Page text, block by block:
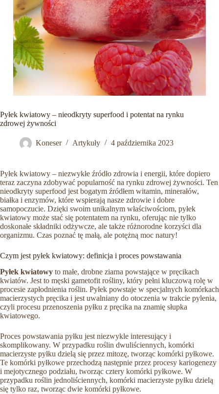
Pyłek kwiatowy – nieodkryty superfood i potentat na rynku
zdrowej żywności
Koneser Artykuły 4 października 2023
Pyłek kwiatowy – niezwykłe źródło zdrowia i energii, które dopiero
teraz zaczyna zdobywać popularność na rynku zdrowej żywności. Ten
nieodkryty superfood jest bogatym źródłem witamin, minerałów,
białka i enzymów, które wspierają nasze zdrowie i dobre
samopoczucie. Dzięki swoim unikalnym właściwościom, pyłek
kwiatowy może stać się potentatem na rynku, oferując nie tylko
doskonałe składniki odżywcze, ale także różnorodne korzyści dla
organizmu. Czas poznać tę małą, ale potężną moc natury!
Czym jest pyłek kwiatowy: definicja i proces powstawania
Pyłek kwiatowy to małe, drobne ziarna powstające w pręcikach
kwiatów. Jest to męski gametofit rośliny, który pełni kluczową rolę w
procesie zapłodnienia roślin. Pyłek powstaje w specjalnych komórkach
macierzystych pręcika i jest uwalniany do otoczenia w trakcie pylenia,
czyli procesu przenoszenia pyłku z pręcika na znamię słupka
kwiatowego.
Proces powstawania pyłku jest niezwykle interesujący i
skomplikowany. W przypadku roślin dwuliściennych, komórki
macierzyste pyłku dzielą się przez mitozę, tworząc komórki pyłkowe.
Te komórki pyłkowe przechodzą następnie przez procesy kariogenezy
i mejotycznego podziału, tworząc cztery komórki pyłkowe. W
przypadku roślin jednoliściennych, komórki macierzyste pyłku dzielą
się tylko raz, tworząc dwie komórki pyłkowe.